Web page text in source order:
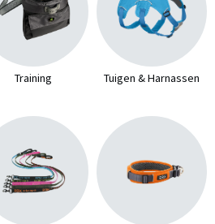
Training Tuigen & Harnassen